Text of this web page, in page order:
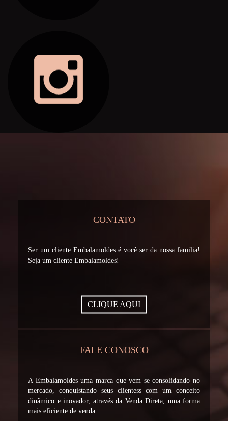
CONTATO
Ser um cliente Embalamoldes é você ser da nossa familia!
Seja um cliente Embalamoldes!
CLIQUE AQUI
FALE CONOSCO
A Embalamoldes uma marca que vem se consolidando no
mercado, conquistando seus clientess com um conceito
dinâmico e inovador, através da Venda Direta, uma forma
mais eficiente de venda.